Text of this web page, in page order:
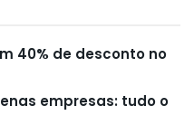
40% de desconto no
empresas: tudo o